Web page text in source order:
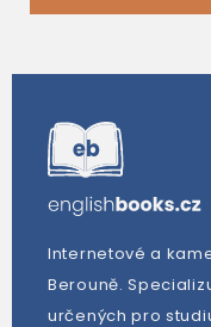
Internetové a
Berouně.
určených pro